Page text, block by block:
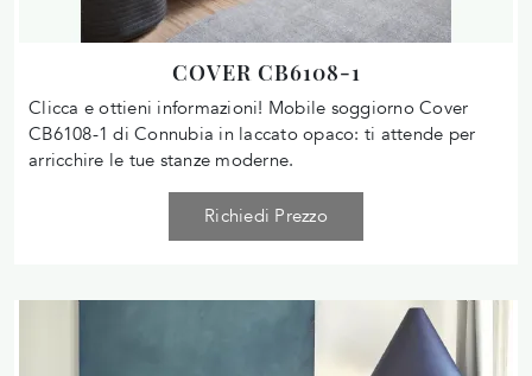
COVER CB6108-1
Clicca e ottieni informazioni! Mobile soggiorno Cover
CB6108-1 di Connubia in laccato opaco: ti attende per
arricchire le tue stanze moderne.
Richiedi Prezzo